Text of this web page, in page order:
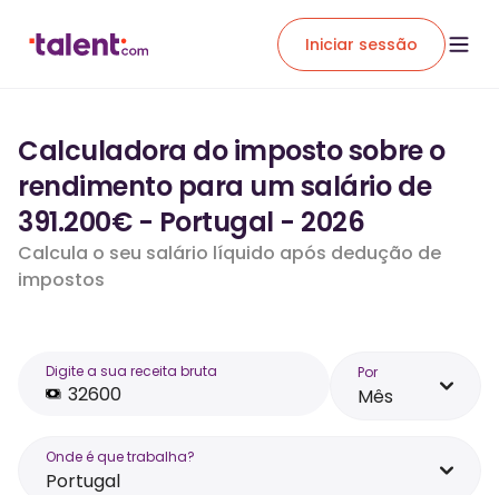
Iniciar sessão
Calculadora do imposto sobre o
rendimento para um salário de
391.200€ - Portugal - 2026
Calcula o seu salário líquido após dedução de
impostos
Digite a sua receita bruta Por
Mês
Onde é que trabalha?
Portugal